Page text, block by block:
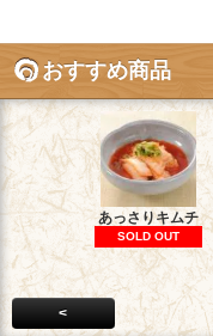
おすすめ商品
あっさりキムチ
SOLD OUT
<